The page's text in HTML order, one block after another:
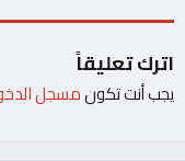
اترك تعليقاً
يجب أنت تكونمسجل